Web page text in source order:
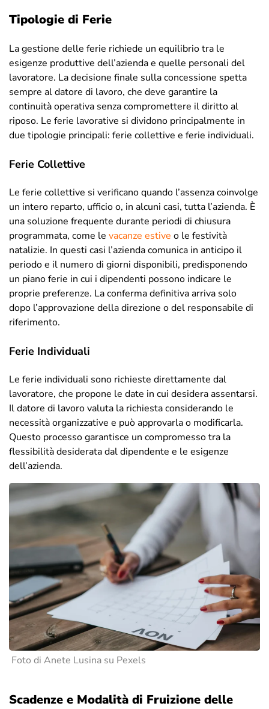
Tipologie di Ferie
La gestione delle ferie richiede un equilibrio tra le
esigenze produttive dell’azienda e quelle personali del
lavoratore. La decisione finale sulla concessione spetta
sempre al datore di lavoro, che deve garantire la
continuità operativa senza compromettere il diritto al
riposo. Le ferie lavorative si dividono principalmente in
due tipologie principali: ferie collettive e ferie individuali.
Ferie Collettive
Le ferie collettive si verificano quando l’assenza coinvolge
un intero reparto, ufficio o, in alcuni casi, tutta l’azienda. È
una soluzione frequente durante periodi di chiusura
programmata, come le vacanze estive o le festività
natalizie. In questi casi l’azienda comunica in anticipo il
periodo e il numero di giorni disponibili, predisponendo
un piano ferie in cui i dipendenti possono indicare le
proprie preferenze. La conferma definitiva arriva solo
dopo l’approvazione della direzione o del responsabile di
riferimento.
Ferie Individuali
Le ferie individuali sono richieste direttamente dal
lavoratore, che propone le date in cui desidera assentarsi.
Il datore di lavoro valuta la richiesta considerando le
necessità organizzative e può approvarla o modificarla.
Questo processo garantisce un compromesso tra la
flessibilità desiderata dal dipendente e le esigenze
dell’azienda.
Foto di Anete Lusina su Pexels
Scadenze e Modalità di Fruizione delle